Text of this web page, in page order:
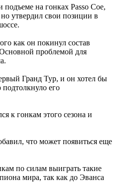
на гонках Passo Coe,
утвердил свои позиции в
как он покинул состав
проблемой для
Гранд Тур, и он хотел бы
его
к гонкам этого сезона и
что может появиться еще
по силам выиграть такие
мира, так как до Эванса